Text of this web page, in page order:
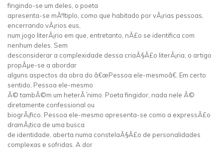
fingindo-se um deles, o poeta
apresenta-se mÃºltiplo, como que habitado por vÃ¡rias pessoas,
encerrando vÃ¡rios eus,
num jogo literÃ¡rio em que, entretanto, nÃ£o se identifica com
nenhum deles. Sem
desconsiderar a complexidade dessa criaÃ§Ã£o literÃ¡ria, o artigo
propÃµe-se a abordar
alguns aspectos da obra do â€œPessoa ele-mesmoâ€. Em certo
sentido, Pessoa ele-mesmo
Ã© tambÃ©m um heterÃ´nimo. Poeta fingidor, nada nele Ã©
diretamente confessional ou
biogrÃ¡fico. Pessoa ele-mesmo apresenta-se como a expressÃ£o
dramÃ¡tica de uma busca
de identidade, aberta numa constelaÃ§Ã£o de personalidades
complexas e sofridas. A dor